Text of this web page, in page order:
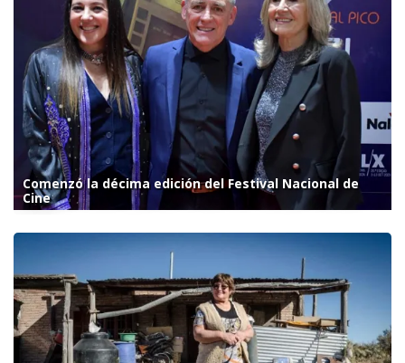
Comenzó la décima edición del Festival Nacional de
Cine